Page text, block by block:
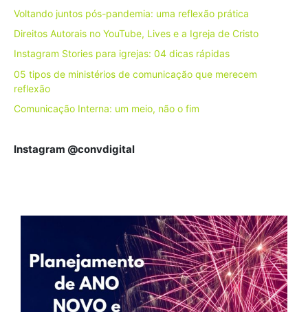
Voltando juntos pós-pandemia: uma reflexão prática
Direitos Autorais no YouTube, Lives e a Igreja de Cristo
Instagram Stories para igrejas: 04 dicas rápidas
05 tipos de ministérios de comunicação que merecem
reflexão
Comunicação Interna: um meio, não o fim
Instagram @convdigital